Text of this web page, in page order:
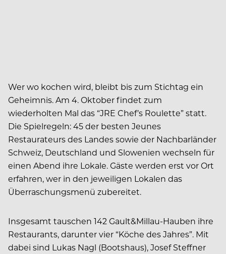
Wer wo kochen wird, bleibt bis zum Stichtag ein
Geheimnis. Am 4. Oktober findet zum
wiederholten Mal das “JRE Chef’s Roulette” statt.
Die Spielregeln: 45 der besten Jeunes
Restaurateurs des Landes sowie der Nachbarländer
Schweiz, Deutschland und Slowenien wechseln für
einen Abend ihre Lokale. Gäste werden erst vor Ort
erfahren, wer in den jeweiligen Lokalen das
Überraschungsmenü zubereitet.
Insgesamt tauschen 142 Gault&Millau-Hauben ihre
Restaurants, darunter vier “Köche des Jahres”. Mit
dabei sind Lukas Nagl (Bootshaus), Josef Steffner